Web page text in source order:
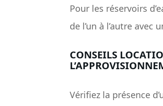
Pour les réservoirs
de l’un à l’autre avec
CONSEILS
Vérifiez la présence